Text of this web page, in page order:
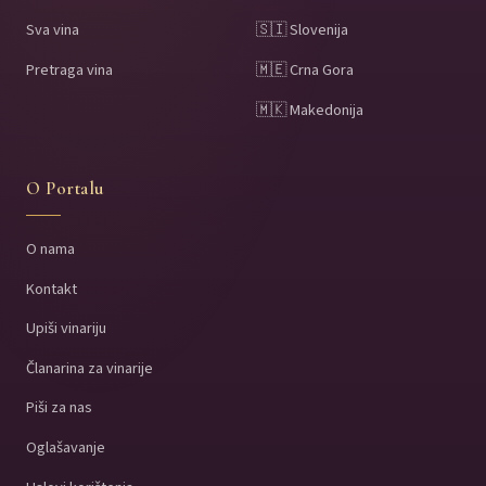
Sva vina
Pretraga vina
🇸🇮 Slovenija
🇲🇪 Crna Gora
🇲🇰 Makedonija
O Portalu
O nama
Kontakt
Upiši vinariju
Članarina za vinarije
Piši za nas
Oglašavanje